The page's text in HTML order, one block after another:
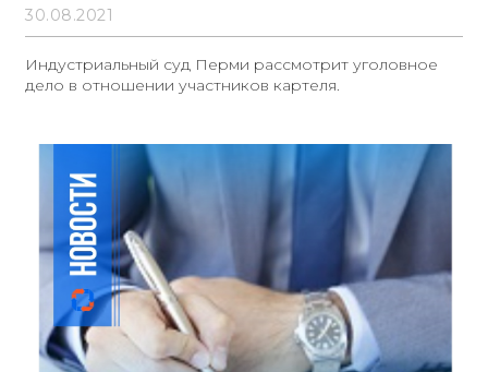
30.08.2021
Индустриальный суд Перми рассмотрит уголовное
дело в отношении участников картеля.